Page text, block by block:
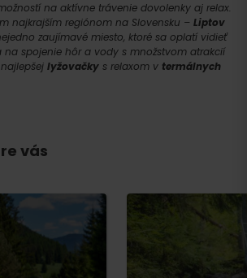
na aktívne trávenie dovolenky aj relax.
najkrajším regiónom na Slovensku – Liptov
zaujímavé miesto, ktoré sa oplatí vidieť
na spojenie hôr a vody s množstvom atrakcií
lyžovačky s relaxom v termálnych
vás